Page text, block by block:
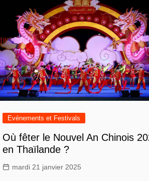
Evénements et Festivals
Où fêter le Nouvel An Chinois
en Thaïlande ?
mardi 21 janvier 2025